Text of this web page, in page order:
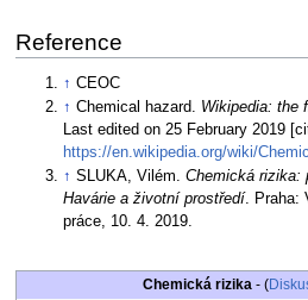
Reference
↑ CEOC
↑ Chemical hazard. Wikipedia: the
Last edited on 25 February 2019
https://en.wikipedia.org/wiki/
↑ SLUKA, Vilém.Chemická rizika:
Havárie a životní prostředí. Praha:
práce, 10. 4. 2019.
Chemická rizika- (